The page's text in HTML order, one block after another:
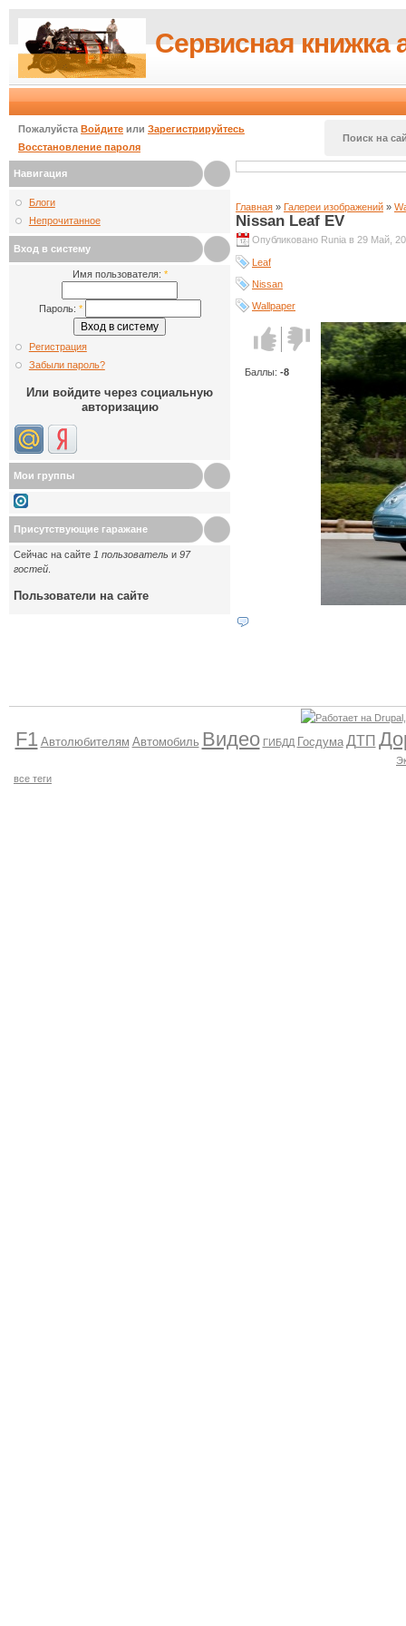
Сервисная книжка
Пожалуйста Войдите или Зарегистрируйтесь
Восстановление пароля
Поиск на
Навигация
Блоги
Непрочитанное
Вход в систему
Имя пользователя: *
Пароль: *
Регистрация
Забыли пароль?
Или войдите через социальную
авторизацию
Мои группы
Присутствующие гаражане
Сейчас на сайте 1 пользователь и 97
гостей
Пользователи на сайте
Главная » Галереи изображений »
Nissan Leaf EV
Опубликовано Runia в 29 Май,
Leaf
Nissan
Wallpaper
Голос за!Голос
против!
Баллы: -8
F1 Автолюбителям Автомобиль Видео ГИБДД Госдума ДТП
все теги